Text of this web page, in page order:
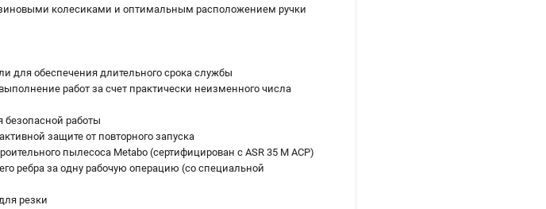
колесиками и оптимальным расположением ручки
для обеспечения длительного срока службы
работ за счет практически неизменного числа
безопасной работы
защите от повторного запуска
пылесоса Metabo (сертифицирован с ASR 35 M ACP)
ребра за одну рабочую операцию (со специальной
резки